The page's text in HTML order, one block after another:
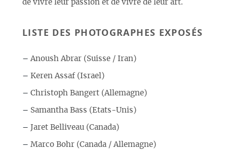
de vivre leur passion et de vivre de leur art.
LISTE DES PHOTOGRAPHES EXPOSÉS
– Anoush Abrar (Suisse / Iran)
– Keren Assaf (Israel)
– Christoph Bangert (Allemagne)
– Samantha Bass (Etats-Unis)
– Jaret Belliveau (Canada)
– Marco Bohr (Canada / Allemagne)